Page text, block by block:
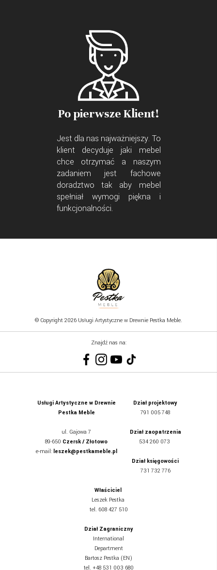
Po pierwsze Klient!
Jest dla nas najważniejszy. To
klient decyduje jaki mebel
chce otrzymać a naszym
zadaniem jest fachowe
doradztwo tak aby mebel
spełniał wymogi piękna i
funkcjonalności.
© Copyright 2026 Usługi Artystyczne w Drewnie Pestka Meble.
Znajdź nas na:
Usługi Artystyczne w Drewnie
Pestka Meble
ul. Gajowa 7
89-650 Czersk / Złotowo
e-mail: leszek@pestkameble.pl
Dział projektowy
791 005 748
Dział zaopatrzenia
534 260 073
Dział księgowości
731 732 776
Właściciel
Leszek Pestka
tel. 608 427 510
Dział Zagraniczny
International
Department
Bartosz Pestka (EN)
tel. +48 531 003 680